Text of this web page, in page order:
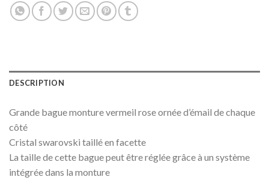
DESCRIPTION
Grande bague monture vermeil rose ornée d’émail de chaque
côté
Cristal swarovski taillé en facette
La taille de cette bague peut être réglée grâce à un système
intégrée dans la monture